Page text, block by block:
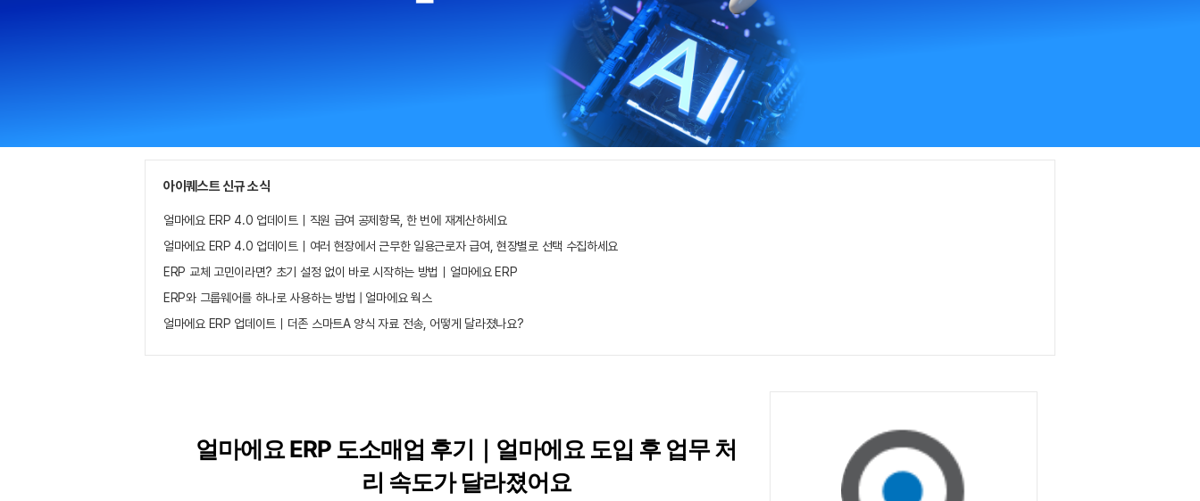
아이퀘스트 신규 소식
얼마에요 ERP 4.0 업데이트｜직원 급여 공제항목, 한 번에 재계산하세요
얼마에요 ERP 4.0 업데이트｜여러 현장에서 근무한 일용근로자 급여, 현장별로 선택 수집하세요
ERP 교체 고민이라면? 초기 설정 없이 바로 시작하는 방법｜얼마에요 ERP
ERP와 그룹웨어를 하나로 사용하는 방법 | 얼마에요 웍스
얼마에요 ERP 업데이트｜더존 스마트A 양식 자료 전송, 어떻게 달라졌나요?
얼마에요 ERP 도소매업 후기｜얼마에요 도입 후 업무 처
리 속도가 달라졌어요